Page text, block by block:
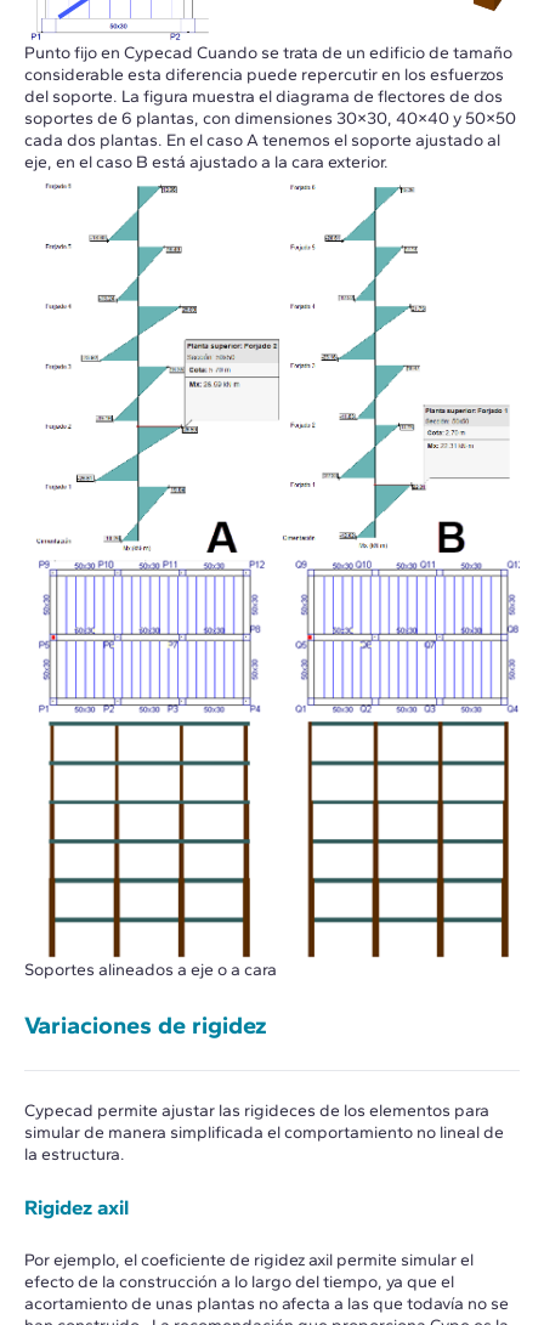
Punto fijo en Cypecad Cuando se trata de un edificio de tamaño
considerable esta diferencia puede repercutir en los esfuerzos
del soporte. La figura muestra el diagrama de flectores de dos
soportes de 6 plantas, con dimensiones 30×30, 40×40 y 50×50
cada dos plantas. En el caso A tenemos el soporte ajustado al
eje, en el caso B está ajustado a la cara exterior.
Soportes alineados a eje o a cara
Variaciones de rigidez
Cypecad permite ajustar las rigideces de los elementos para
simular de manera simplificada el comportamiento no lineal de
la estructura.
Rigidez axil
Por ejemplo, el coeficiente de rigidez axil permite simular el
efecto de la construcción a lo largo del tiempo, ya que el
acortamiento de unas plantas no afecta a las que todavía no se